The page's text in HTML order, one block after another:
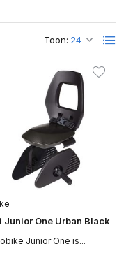
Toon:
Junior One Urban Black
Junior One is...